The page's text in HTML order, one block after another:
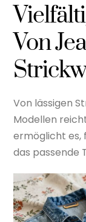
Von
Von lässigen
Modellen
ermöglicht es,
das passende